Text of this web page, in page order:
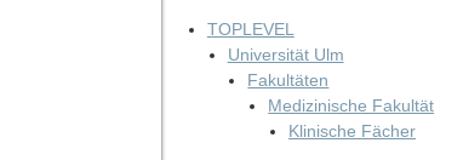
TOPLEVEL
Universität Ulm
Fakultäten
Medizinische Fakultät
Klinische Fächer